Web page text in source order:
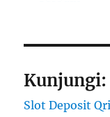
Kunjungi:
Slot Deposit